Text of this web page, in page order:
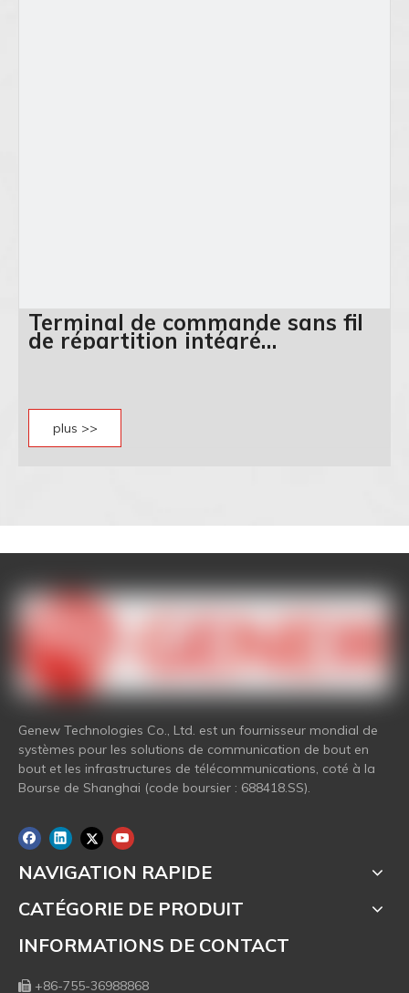
Terminal de commande sans fil
de répartition intégré
EDT2100W
plus >>
Genew Technologies Co., Ltd. est un fournisseur mondial de
systèmes pour les solutions de communication de bout en
bout et les infrastructures de télécommunications, coté à la
Bourse de Shanghai (code boursier : 688418.SS).
NAVIGATION RAPIDE
CATÉGORIE DE PRODUIT
INFORMATIONS DE CONTACT
 +86-755-36988868